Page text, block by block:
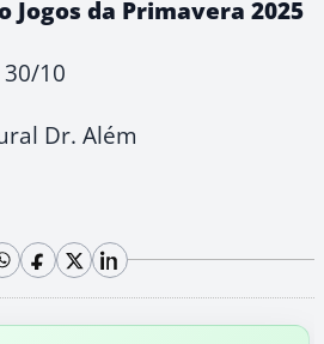
Jogos da Primavera 2025
10
Dr. Além